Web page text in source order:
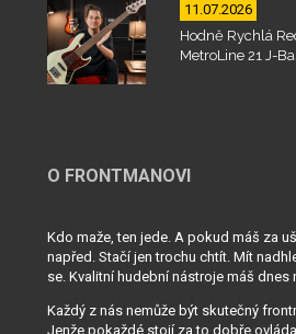
11.07.2026
Hodně Rychlá
MetroLine 21 J-
O FRONTMANOVI
Kdo maže, ten jede. A pokud máš za
napřed. Stačí jen trochu chtít. Mít
se. Kvalitní hudební nástroje máš dnes
Každý z nás nemůže být skutečný
Jenže pokaždé stojí za to dobře